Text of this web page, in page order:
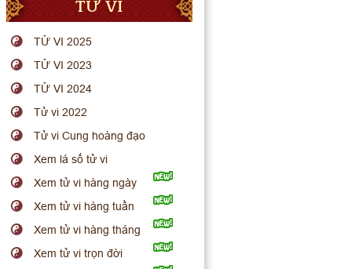
TỬ VI
TỬ VI 2025
TỬ VI 2023
TỬ VI 2024
Tử vi 2022
Tử vi Cung hoàng đạo
Xem lá số tử vi
Xem tử vi hàng ngày
Xem tử vi hàng tuần
Xem tử vi hàng tháng
Xem tử vi trọn đời